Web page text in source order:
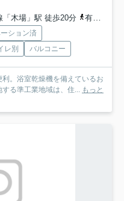
「木場」駅 徒歩20分 有楽町線「豊洲」駅 徒歩20分
ーション済
レ別 バルコニー
。浴室乾燥機を備えているお
る準工業地域は、住...
もっと